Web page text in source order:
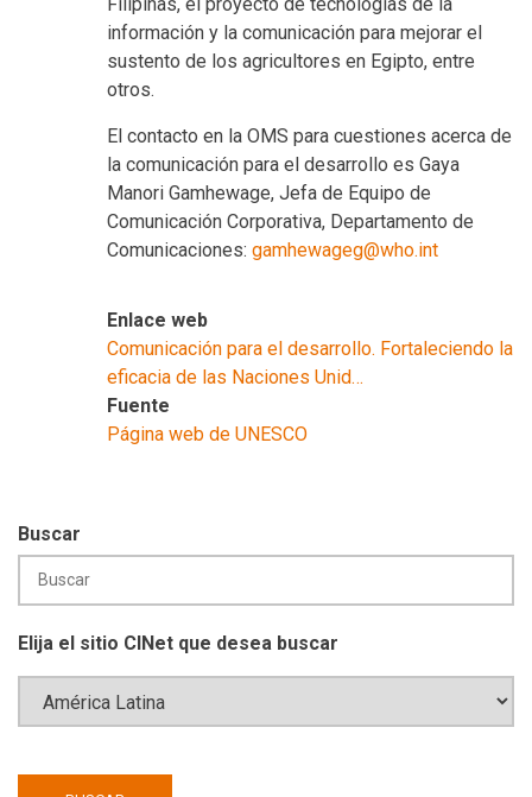
información y la comunicación para mejorar el
sustento de los agricultores en Egipto, entre
otros.
El contacto en la OMS para cuestiones acerca de
la comunicación para el desarrollo es Gaya
Manori Gamhewage, Jefa de Equipo de
Comunicación Corporativa, Departamento de
Comunicaciones: gamhewageg@who.int
Enlace web
Comunicación para el desarrollo. Fortaleciendo la
eficacia de las Naciones Unid…
Fuente
Página web de UNESCO
Buscar
Elija el sitio CINet que desea buscar